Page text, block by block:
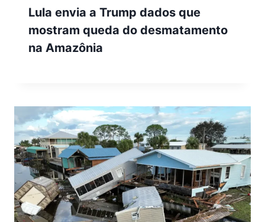
Lula envia a Trump dados que
mostram queda do desmatamento
na Amazônia